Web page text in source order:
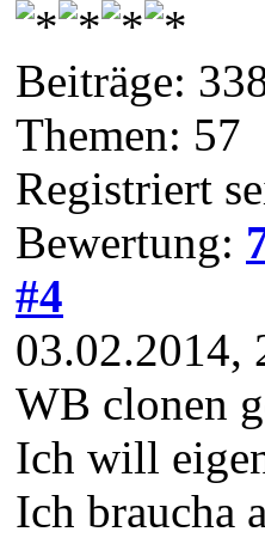
Beiträge:
Themen: 57
Registriert
Bewertung:
#4
03.02.2014,
WB clonen
Ich will
Ich braucha